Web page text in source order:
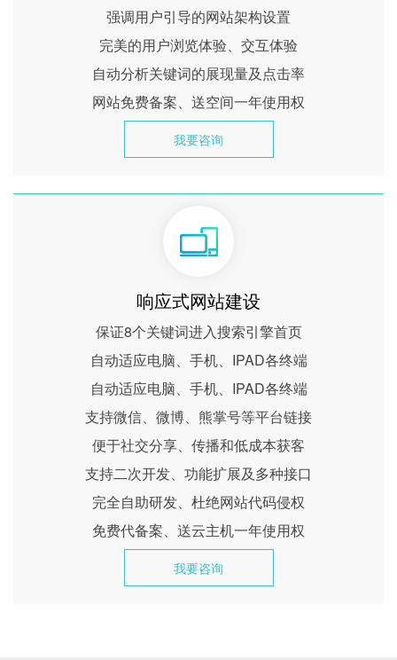
强调用户引导的网站架构设置
完美的用户浏览体验、交互体验
自动分析关键词的展现量及点击率
网站免费备案、送空间一年使用权
我要咨询
响应式网站建设
保证8个关键词进入搜索引擎首页
自动适应电脑、手机、IPAD各终端
自动适应电脑、手机、IPAD各终端
支持微信、微博、熊掌号等平台链接
便于社交分享、传播和低成本获客
支持二次开发、功能扩展及多种接口
完全自助研发、杜绝网站代码侵权
免费代备案、送云主机一年使用权
我要咨询